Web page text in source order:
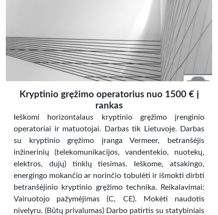
Kryptinio gręžimo operatorius nuo 1500 € į
rankas
Ieškomi horizontalaus kryptinio gręžimo įrenginio
operatoriai ir matuotojai. Darbas tik Lietuvoje. Darbas
su kryptinio gręžimo įranga Vermeer, betranšėjis
inžinerinių (telekomunikacijos, vandentekio, nuotekų,
elektros, dujų) tinklų tiesimas. Ieškome, atsakingo,
energingo mokančio ar norinčio tobulėti ir išmokti dirbti
betranšėjinio kryptinio gręžimo technika. Reikalavimai:
Vairuotojo pažymėjimas (C, CE). Mokėti naudotis
nivelyru. (Būtų privalumas) Darbo patirtis su statybiniais